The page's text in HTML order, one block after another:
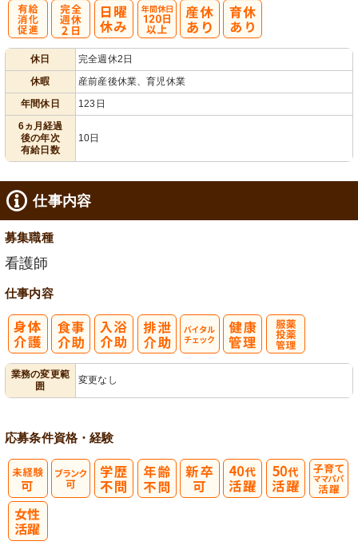
休日
完全週休2日
休暇
産前産後休業、育児休業
年間休日
123日
6ヵ月経過
後の年次
有給日数
10日
仕事内容
募集職種
看護師
仕事内容
業務の変更範
囲
変更なし
応募条件資格・経験